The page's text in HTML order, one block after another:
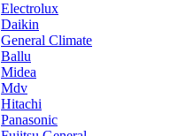
Electrolux
Daikin
General Climate
Ballu
Midea
Mdv
Hitachi
Panasonic